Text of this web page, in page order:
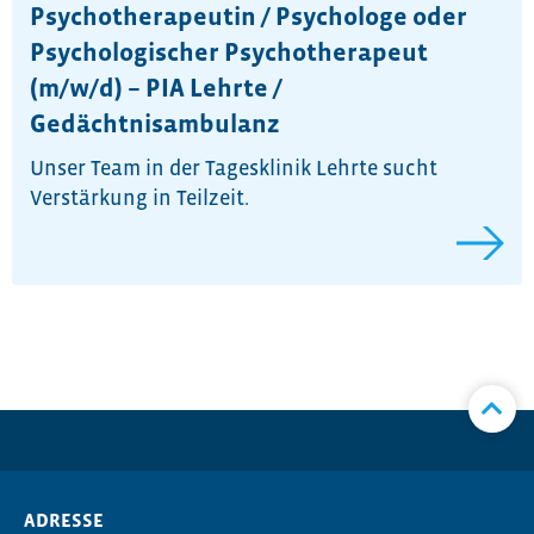
Psychotherapeutin / Psychologe oder
Psychologischer Psychotherapeut
(m/w/d) – PIA Lehrte /
Gedächtnisambulanz
Unser Team in der Tagesklinik Lehrte sucht
Verstärkung in Teilzeit.
ADRESSE